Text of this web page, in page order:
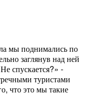
мы поднимались по
заглянув над ней
спускается?» -
туристами
что это мы такие